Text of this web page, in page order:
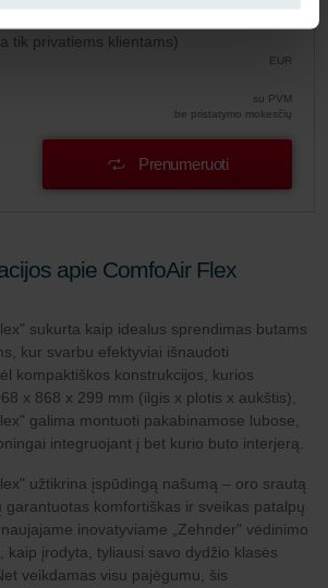
tik privatiems klientams)
EUR
su PVM
be pristatymo mokesčių
Prenumeruoti
apie ComfoAir Flex
sukurta kaip idealus sprendimas butams
kur svarbu efektyviai išnaudoti
kompaktiškos konstrukcijos, kurios
x 868 x 299 mm (ilgis x plotis x aukštis),
galima montuoti pakabinamose lubose,
integruojant į bet kurio buto interjerą.
užtikrina įspūdingą našumą – oro srautą
garantuotas komfortiškas ir sveikas patalpų
inovatyviame „Zehnder" vėdinimo
kaip įrodyta, tyliausi savo dydžio klasės
veikdamas visu pajėgumu, šis